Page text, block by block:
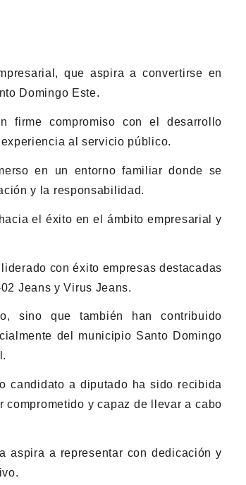
que aspira a convertirse en
Domingo Este.
firme compromiso con el desarrollo
al servicio público.
en un entorno familiar donde se
y la responsabilidad.
el éxito en el ámbito empresarial y
con éxito empresas destacadas
Jeans y Virus Jeans.
sino que también han contribuido
del municipio Santo Domingo
candidato a diputado ha sido recibida
y capaz de llevar a cabo
aspira a representar con dedicación y